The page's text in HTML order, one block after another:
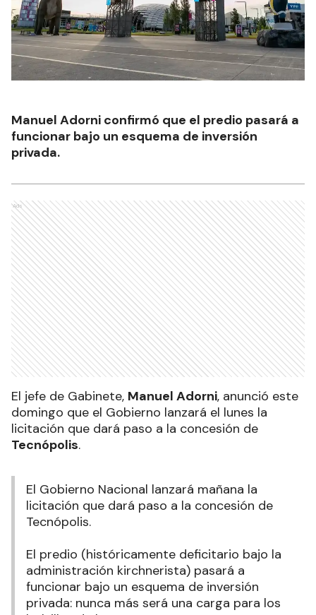
Manuel Adorni confirmó que el predio pasará a
funcionar bajo un esquema de inversión
privada.
Ads
El jefe de Gabinete, Manuel Adorni, anunció este
domingo que el Gobierno lanzará el lunes la
licitación que dará paso a la concesión de
Tecnópolis.
El Gobierno Nacional lanzará mañana la
licitación que dará paso a la concesión de
Tecnópolis.
El predio (históricamente deficitario bajo la
administración kirchnerista) pasará a
funcionar bajo un esquema de inversión
privada: nunca más será una carga para los